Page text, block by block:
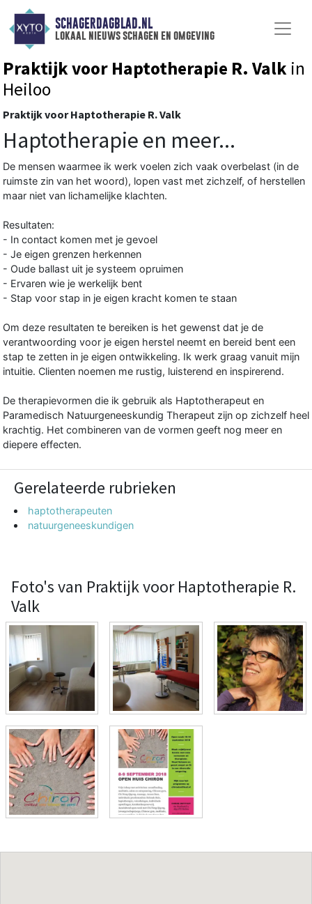
SCHAGERDAGBLAD.NL
lokaal nieuws schagen en omgeving
Praktijk voor Haptotherapie R. Valk in
Heiloo
Praktijk voor Haptotherapie R. Valk
Haptotherapie en meer...
De mensen waarmee ik werk voelen zich vaak overbelast (in de
ruimste zin van het woord), lopen vast met zichzelf, of herstellen
maar niet van lichamelijke klachten.
Resultaten:
- In contact komen met je gevoel
- Je eigen grenzen herkennen
- Oude ballast uit je systeem opruimen
- Ervaren wie je werkelijk bent
- Stap voor stap in je eigen kracht komen te staan
Om deze resultaten te bereiken is het gewenst dat je de
verantwoording voor je eigen herstel neemt en bereid bent een
stap te zetten in je eigen ontwikkeling. Ik werk graag vanuit mijn
intuitie. Clienten noemen me rustig, luisterend en inspirerend.
De therapievormen die ik gebruik als Haptotherapeut en
Paramedisch Natuurgeneeskundig Therapeut zijn op zichzelf heel
krachtig. Het combineren van de vormen geeft nog meer en
diepere effecten.
Gerelateerde rubrieken
haptotherapeuten
natuurgeneeskundigen
Foto's van Praktijk voor Haptotherapie R.
Valk